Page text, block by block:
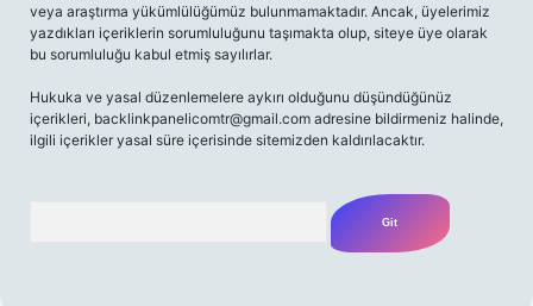
veya araştırma yükümlülüğümüz bulunmamaktadır. Ancak, üyelerimiz
yazdıkları içeriklerin sorumluluğunu taşımakta olup, siteye üye olarak
bu sorumluluğu kabul etmiş sayılırlar.
Hukuka ve yasal düzenlemelere aykırı olduğunu düşündüğünüz
içerikleri, backlinkpanelicomtr@gmail.com adresine bildirmeniz halinde,
ilgili içerikler yasal süre içerisinde sitemizden kaldırılacaktır.